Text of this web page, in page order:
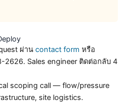
ผ่าน contact form หรือ
2626. Sales engineer ติดต่อกลับ 4
scoping call — flow/pressure
site logistics.